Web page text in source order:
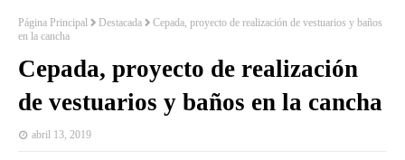
Página Principal Destacada
Cepada, proyecto de realización de vestuarios y baños
en la cancha
Cepada, proyecto de realización
de vestuarios y baños en la cancha
abril 13, 2019